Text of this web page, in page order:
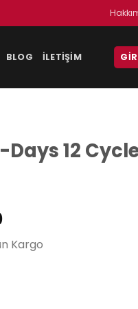
BLOG İLETIŞIM
12
Şu
andaki
fiyat:
Kargo